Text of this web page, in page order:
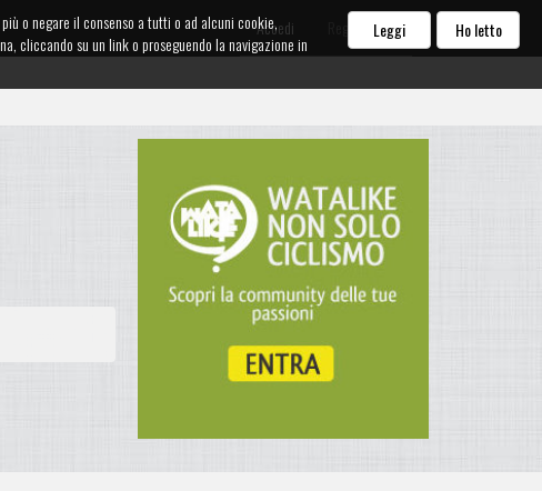
Accedi Registrati
o negare il consenso a tutti o ad alcuni cookie,
cliccando su un link o proseguendo la navigazione in
Leggi Ho letto